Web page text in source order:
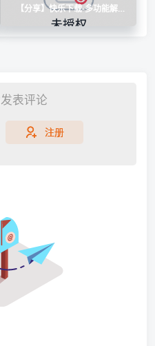
【分享】快乐下载-多功能解析
下载工具箱
表评论
注册